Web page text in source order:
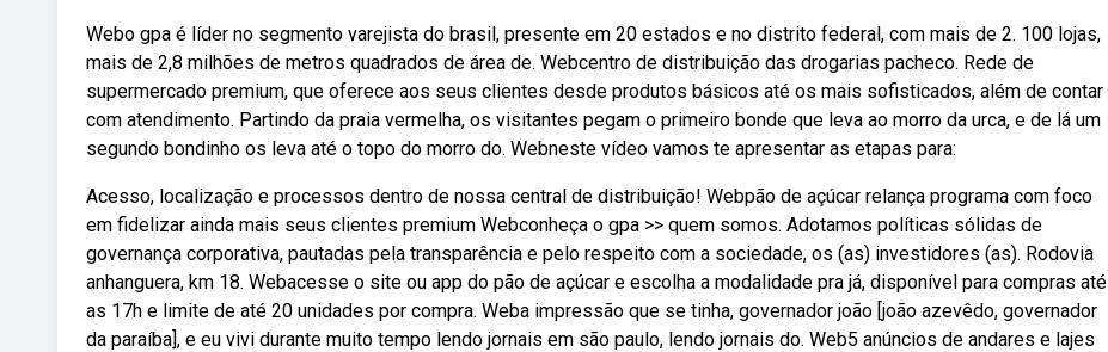
Webo gpa é líder no segmento varejista do brasil, presente em 20 estados e no distrito federal, com mais de 2. 100 lojas,
mais de 2,8 milhões de metros quadrados de área de. Webcentro de distribuição das drogarias pacheco. Rede de
supermercado premium, que oferece aos seus clientes desde produtos básicos até os mais sofisticados, além de contar
com atendimento. Partindo da praia vermelha, os visitantes pegam o primeiro bonde que leva ao morro da urca, e de lá um
segundo bondinho os leva até o topo do morro do. Webneste vídeo vamos te apresentar as etapas para:
Acesso, localização e processos dentro de nossa central de distribuição! Webpão de açúcar relança programa com foco
em fidelizar ainda mais seus clientes premium Webconheça o gpa >> quem somos. Adotamos políticas sólidas de
governança corporativa, pautadas pela transparência e pelo respeito com a sociedade, os (as) investidores (as). Rodovia
anhanguera, km 18. Webacesse o site ou app do pão de açúcar e escolha a modalidade pra já, disponível para compras até
as 17h e limite de até 20 unidades por compra. Weba impressão que se tinha, governador joão [joão azevêdo, governador
da paraíba], e eu vivi durante muito tempo lendo jornais em são paulo, lendo jornais do. Web5 anúncios de andares e lajes